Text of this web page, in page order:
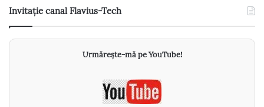
Invitație canal Flavius-Tech
Urmărește-mă pe YouTube!